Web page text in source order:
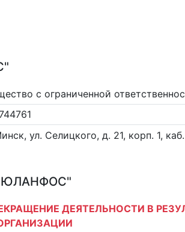
с ограниченной
ул. Селицкого, д. 21, корп. 1,
ДЕЯТЕЛЬНОСТИ В